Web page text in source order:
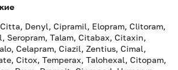
Denyl, Cipramil, Elopram, Clitoram,
Seropram, Talam, Citabax, Citaxin,
Celapram, Ciazil, Zentius, Cimal,
Citox, Temperax, Talohexal, Citopam,